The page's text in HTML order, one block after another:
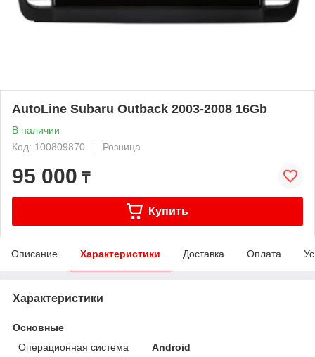
AutoLine Subaru Outback 2003-2008 16Gb
В наличии
Код: 100809870
Розница
95 000 ₸
Купить
Описание Характеристики Доставка Оплата
Характеристики
Основные
Операционная система
Android